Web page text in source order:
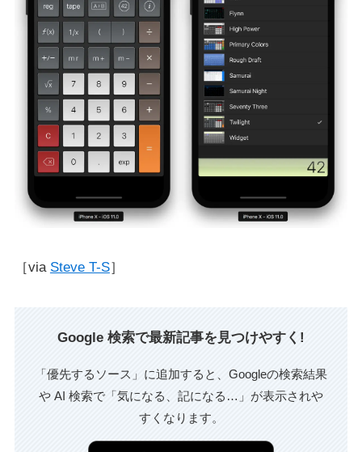
［via Steve T-S］
Google 検索で最新記事を見つけやすく!
「優先するソース」に追加すると、Googleの検索結果
や AI 検索で「気になる、記になる…」が表示されや
すくなります。